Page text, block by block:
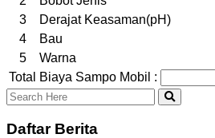
3
Derajat Keasaman(pH)
4
Bau
5
Warna
Total Biaya Sampo Mobil :
Daftar Berita